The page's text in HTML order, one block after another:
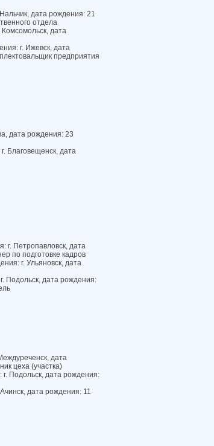
дата рождения: 21
отдела
дата
г. Ижевск, дата
предприятия
дата рождения: 23
Благовещенск, дата
г. Петропавловск, дата
по подготовке кадров
г. Ульяновск, дата
Подольск, дата рождения:
дата
цеха (участка)
Подольск, дата рождения:
дата рождения: 11